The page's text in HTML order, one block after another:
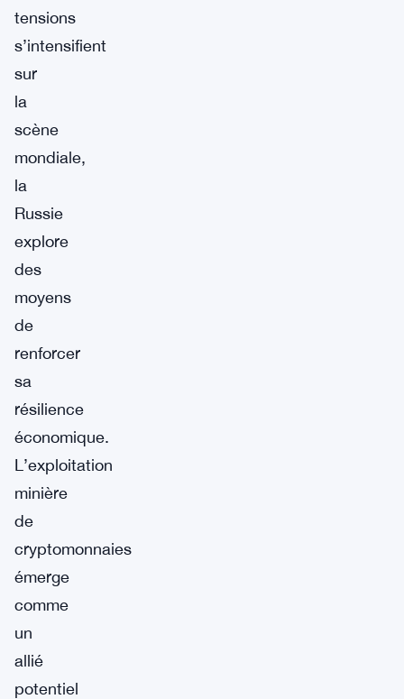
tensions
s’intensifient
sur
la
scène
mondiale,
la
Russie
explore
des
moyens
de
renforcer
sa
résilience
économique.
L’exploitation
minière
de
cryptomonnaies
émerge
comme
un
allié
potentiel